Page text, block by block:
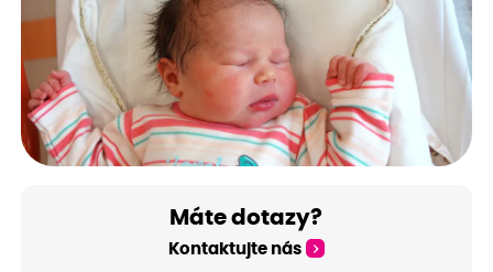
Máte dotazy?
Kontaktujte nás